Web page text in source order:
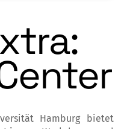
Hamburg bietet